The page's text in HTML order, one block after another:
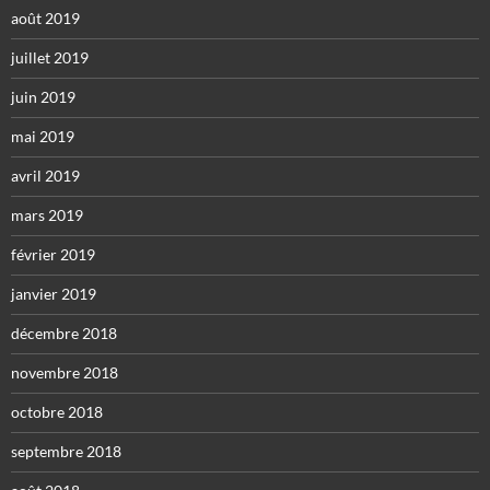
août 2019
juillet 2019
juin 2019
mai 2019
avril 2019
mars 2019
février 2019
janvier 2019
décembre 2018
novembre 2018
octobre 2018
septembre 2018